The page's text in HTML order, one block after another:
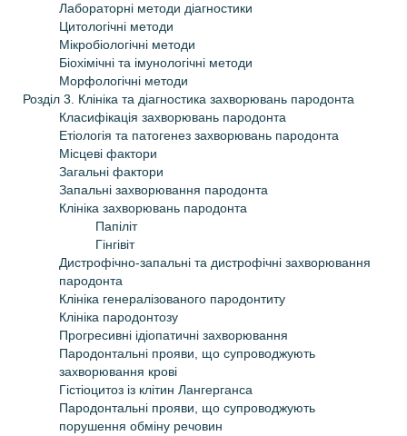
Лабораторнi методи дiагностики
Цитологічні методи
Мікробіологічні методи
Біохімічні та імунологічні методи
Морфологiчнi методи
Розділ 3. Клiнiка та дiагностика захворювань пародонта
Класифікація захворювань пародонта
Етiологiя та патогенез захворювань пародонта
Місцеві фактори
Загальнi фактори
Запальнi захворювання пародонта
Клiнiка захворювань пародонта
Папіліт
Гінгівіт
Дистрофiчно-запальнi та дистрофічні захворювання
пародонта
Клiнiка генералiзованого пародонтиту
Клiнiка пародонтозу
Прогресивнi iдiопатичнi захворювання
Пародонтальнi прояви, що супроводжують
захворювання кровi
Гiстiоцитоз із клітин Лангерганса
Пародонтальнi прояви, що супроводжують
порушення обмiну речовин